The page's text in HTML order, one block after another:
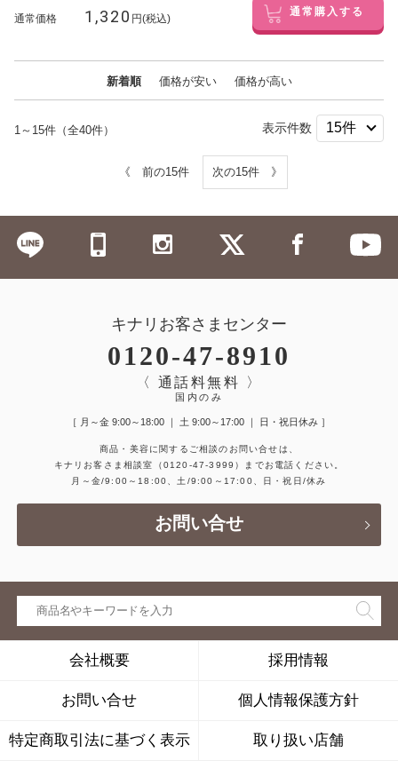
通常価格 1,320 円(税込) 通常購入する
新着順 価格が安い 価格が高い
1～15件（全40件） 表示件数
《 前の15件 次の15件 》
キナリお客さまセンター
0120-47-8910
〈 通話料無料 〉
国内のみ
［ 月～金 9:00～18:00 ｜ 土 9:00～17:00 ｜ 日・祝日休み ］
商品・美容に関するご相談のお問い合せは、
キナリお客さま相談室
（0120-47-3999）
までお電話ください。
月～金/9:00～18:00、土/9:00～17:00、日・祝日/休み
お問い合せ
会社概要 採用情報
お問い合せ 個人情報保護方針
特定商取引法に基づく表示 取り扱い店舗